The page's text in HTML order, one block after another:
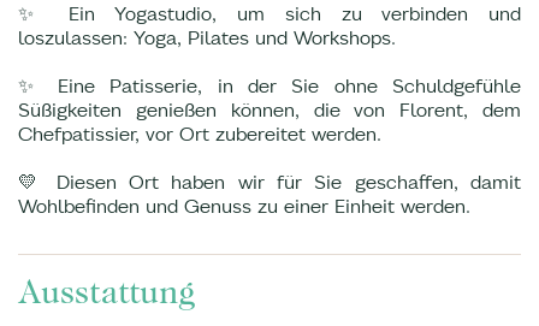
✨ Ein Yogastudio, um sich zu verbinden und
loszulassen: Yoga, Pilates und Workshops.
✨ Eine Patisserie, in der Sie ohne Schuldgefühle
Süßigkeiten genießen können, die von Florent, dem
Chefpatissier, vor Ort zubereitet werden.
💛 Diesen Ort haben wir für Sie geschaffen, damit
Wohlbefinden und Genuss zu einer Einheit werden.
Ausstattung